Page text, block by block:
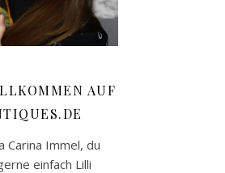
AUF
Carina Immel, du
einfach Lilli